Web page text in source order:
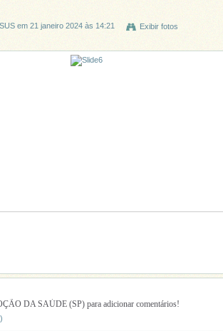
em 21 janeiro 2024 às 14:21 Exibir fotos
DA SAÚDE (SP) para adicionar comentários!